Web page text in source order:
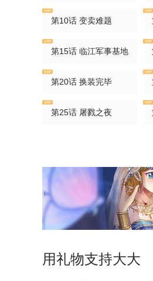
第10话 变卖难题
第15话 临江军事基地
第20话 换装完毕
第25话 屠戮之夜
第35话 “钓鱼”生意
第40话 地狱开局
第50话 我的行事风格
用礼物支持大大